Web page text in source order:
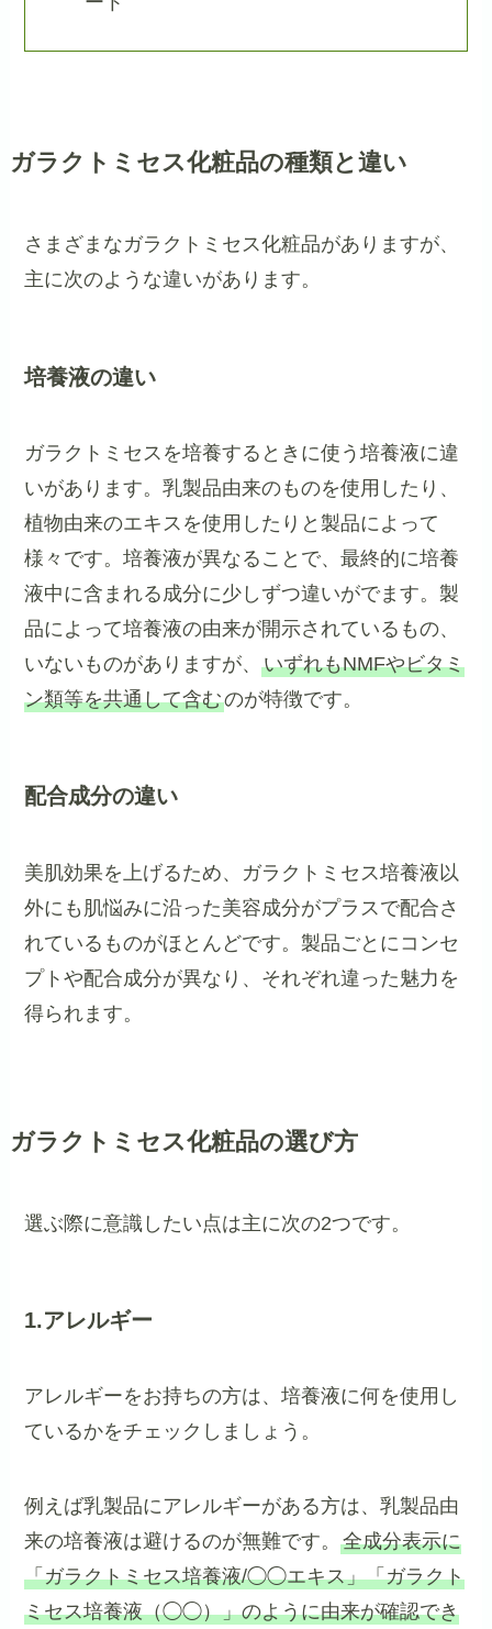
ガラクトミセス化粧品の種類と違い
さまざまなガラクトミセス化粧品がありますが、
主に次のような違いがあります。
培養液の違い
ガラクトミセスを培養するときに使う培養液に違
いがあります。乳製品由来のものを使用したり、
植物由来のエキスを使用したりと製品によって
様々です。培養液が異なることで、最終的に培養
液中に含まれる成分に少しずつ違いがでます。製
品によって培養液の由来が開示されているもの、
いないものがありますが、いずれもNMFやビタミ
ン類等を共通して含むのが特徴です。
配合成分の違い
美肌効果を上げるため、ガラクトミセス培養液以
外にも肌悩みに沿った美容成分がプラスで配合さ
れているものがほとんどです。製品ごとにコンセ
プトや配合成分が異なり、それぞれ違った魅力を
得られます。
ガラクトミセス化粧品の選び方
選ぶ際に意識したい点は主に次の2つです。
1.アレルギー
アレルギーをお持ちの方は、培養液に何を使用し
ているかをチェックしましょう。
例えば乳製品にアレルギーがある方は、乳製品由
来の培養液は避けるのが無難です。全成分表示に
「ガラクトミセス培養液/◯◯エキス」「ガラクト
ミセス培養液（◯◯）」のように由来が確認でき